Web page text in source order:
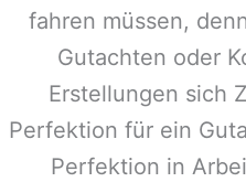
fahren müssen,
Gutachten oder
Erstellungen sich
Perfektion für ein
Perfektion in